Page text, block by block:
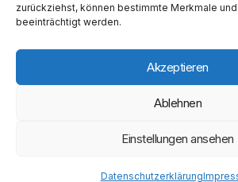
zurückziehst, können bestimmte Merkmale
beeinträchtigt werden.
Akzeptieren
Ablehnen
Einstellungen ansehen
Datenschutzerklärung
© 2026 FORUM -
Zwischenlager und für eine
Energiepolitik e.V.